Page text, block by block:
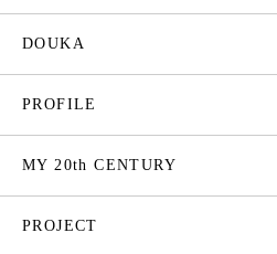
DOUKA
PROFILE
MY 20th CENTURY
PROJECT